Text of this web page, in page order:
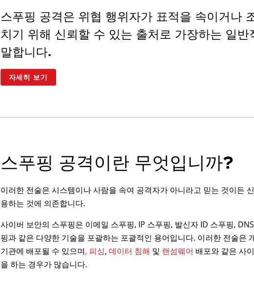
스푸핑 공격은 위협 행위자가 표적을 속이거나
치기 위해 신뢰할 수 있는 출처로 가장하는 일반
말합니다.
자세히 보기
스푸핑 공격이란 무엇입니까?
이러한 전술은 시스템이나 사람을 속여 공격자가 아니라고 믿는 것이든
용하는 것에 의존합니다.
사이버 보안의 스푸핑은 이메일 스푸핑, IP 스푸핑, 발신자 ID 스푸핑,
핑과 같은 다양한 기술을 포괄하는 포괄적인 용어입니다. 이러한 전술은
기관에 배포될 수 있으며, 피싱, 데이터 침해 및 랜섬웨어 배포와 같은 사
을 하는 경우가 많습니다.